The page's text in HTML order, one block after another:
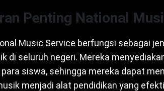
Penting National
Music Service berfungsi sebagai
di seluruh negeri. Mereka
para siswa, sehingga mereka dapat
menjadi alat pendidikan yang